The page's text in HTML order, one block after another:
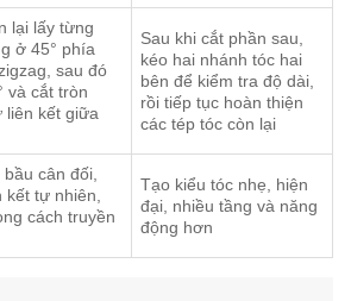
lại lấy từng
ở 45° phía
sau đó
và cắt tròn
liên kết giữa
Sau khi cắt phần sau,
kéo hai nhánh tóc hai
bên để kiểm tra độ dài,
rồi tiếp tục hoàn thiện
các tép tóc còn lại
cân đối,
kết tự nhiên,
cách truyền
Tạo kiểu tóc nhẹ, hiện
đại, nhiều tầng và năng
động hơn